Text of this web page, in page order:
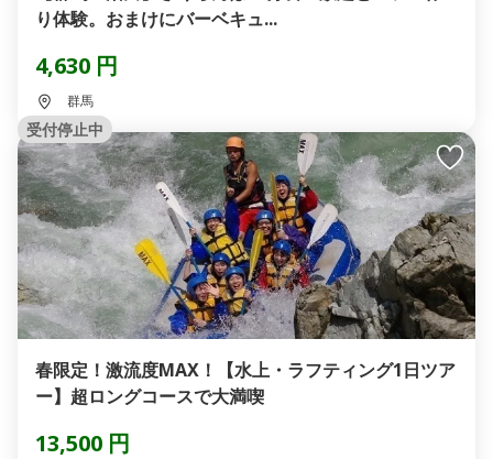
り体験。おまけにバーベキュ...
4,630 円
群馬
受付停止中
春限定！激流度MAX！【水上・ラフティング1日ツア
ー】超ロングコースで大満喫
13,500 円